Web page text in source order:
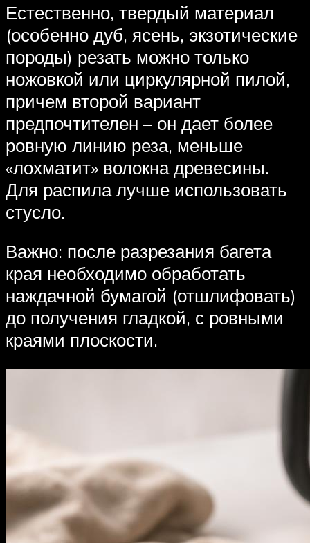
Естественно, твердый материал
(особенно дуб, ясень, экзотические
породы) резать можно только
ножовкой или циркулярной пилой,
причем второй вариант
предпочтителен – он дает более
ровную линию реза, меньше
«лохматит» волокна древесины.
Для распила лучше использовать
стусло.
Важно: после разрезания багета
края необходимо обработать
наждачной бумагой (отшлифовать)
до получения гладкой, с ровными
краями плоскости.